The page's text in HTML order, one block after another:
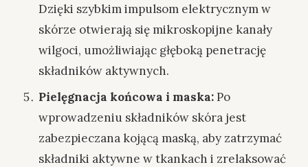
Dzięki szybkim impulsom elektrycznym w
skórze otwierają się mikroskopijne kanały
wilgoci, umożliwiając głęboką penetrację
składników aktywnych.
Pielęgnacja końcowa i maska:Po
wprowadzeniu składników skóra jest
zabezpieczana kojącą maską, aby zatrzymać
składniki aktywne w tkankach i zrelaksować